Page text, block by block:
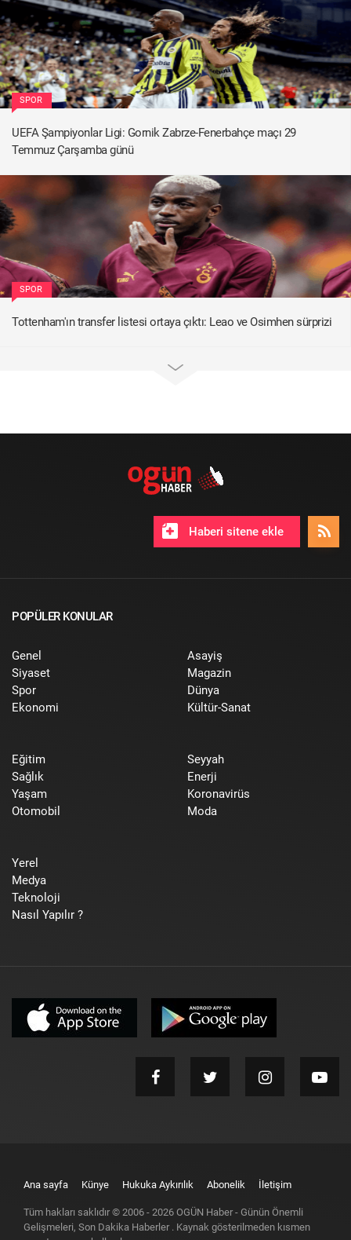
SPOR
UEFA Şampiyonlar Ligi: Gornik Zabrze-Fenerbahçe maçı 29
Temmuz Çarşamba günü
SPOR
Tottenham'ın transfer listesi ortaya çıktı: Leao ve Osimhen sürprizi
Haberi sitene ekle
POPÜLER KONULAR
Genel
Siyaset
Spor
Ekonomi
Asayiş
Magazin
Dünya
Kültür-Sanat
Eğitim
Sağlık
Yaşam
Otomobil
Seyyah
Enerji
Koronavirüs
Moda
Yerel
Medya
Teknoloji
Nasıl Yapılır ?
Ana sayfa Künye Hukuka Aykırılık Abonelik İletişim
Tüm hakları saklıdır © 2006 - 2026 OGÜN Haber - Günün Önemli
Gelişmeleri, Son Dakika Haberler . Kaynak gösterilmeden kısmen